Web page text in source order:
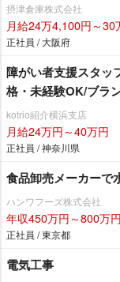
摂津倉庫株式会社
月給24万4,100円～30
正社員 / 大阪府
障がい者支援スタッ
格・未経験OK/ブラ
kotrio紹介横浜支店
月給24万円～40万円
正社員 / 神奈川県
食品卸売メーカーで
ハンワフーズ株式会社
年収450万円～800万円
正社員 / 東京都
電気工事